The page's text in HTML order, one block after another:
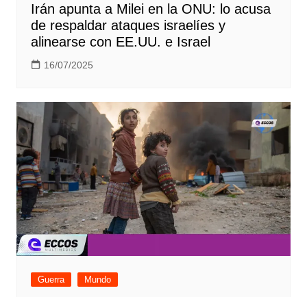
Irán apunta a Milei en la ONU: lo acusa
de respaldar ataques israelíes y
alinearse con EE.UU. e Israel
16/07/2025
Guerra Mundo